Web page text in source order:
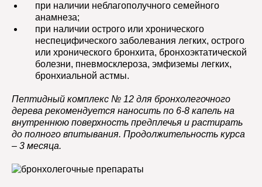
при наличии неблагополучного семейного
анамнеза;
при наличии острого или хронического
неспецифического заболевания легких, острого
или хронического бронхита, бронхоэктатической
болезни, пневмосклероза, эмфиземы легких,
бронхиальной астмы.
Пептидный комплекс № 12 для бронхолегочного
дерева рекомендуется наносить по 6-8 капель на
внутреннюю поверхность предплечья и растирать
до полного впитывания. Продолжительность курса
– 3 месяца.